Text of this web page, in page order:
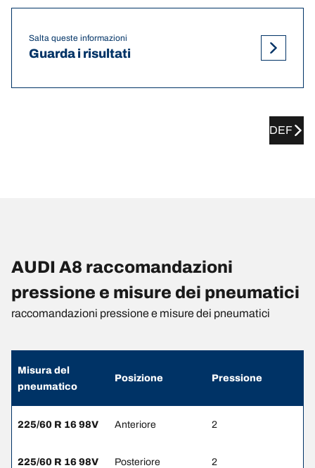
Salta queste informazioni
Guarda i risultati
DEF
AUDI A8 raccomandazioni
pressione e misure dei pneumatici
raccomandazioni pressione e misure dei pneumatici
Misura del
pneumatico
Posizione Pressione
225/60 R 16 98V Anteriore 2
225/60 R 16 98V Posteriore 2